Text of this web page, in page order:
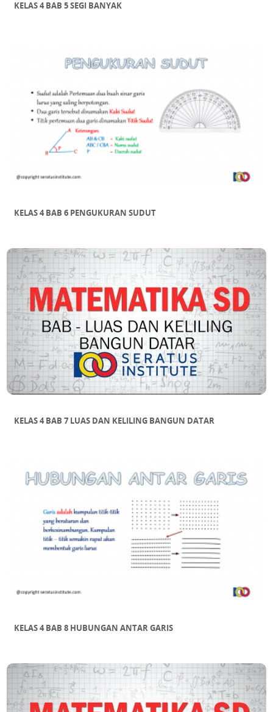
KELAS 4 BAB 5 SEGI BANYAK
KELAS 4 BAB 6 PENGUKURAN SUDUT
KELAS 4 BAB 7 LUAS DAN KELILING BANGUN DATAR
KELAS 4 BAB 8 HUBUNGAN ANTAR GARIS